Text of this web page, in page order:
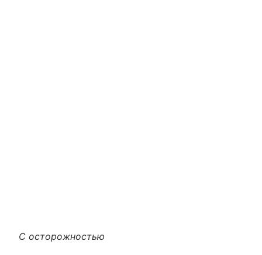
С осторожностью